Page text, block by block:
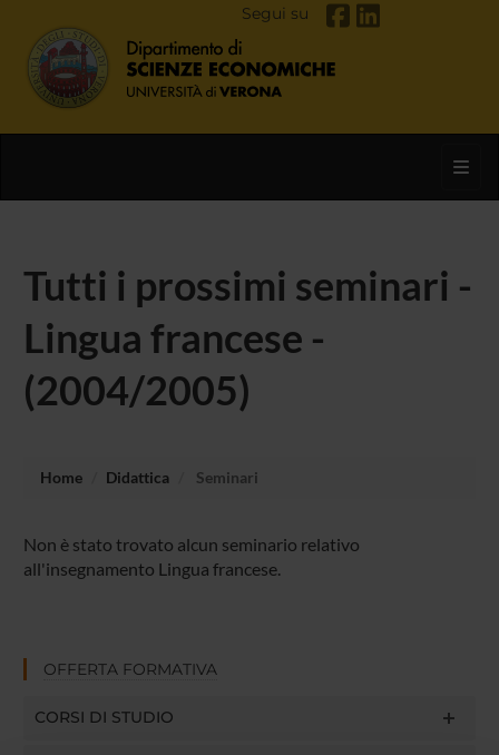
Segui su
Tutti i prossimi seminari -
Lingua francese -
(2004/2005)
Home Didattica Seminari
Non è stato trovato alcun seminario relativo
all'insegnamento Lingua francese.
OFFERTA FORMATIVA
CORSI DI STUDIO